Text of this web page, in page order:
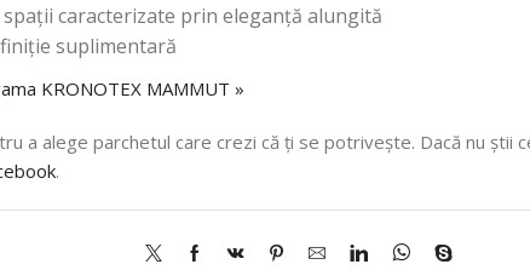
caracterizate prin eleganță alungită
suplimentară
KRONOTEX MAMMUT »
a alege parchetul care crezi că ți se potrivește. Dacă nu știi
.